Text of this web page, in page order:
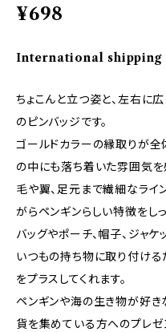
¥698
International shipping
ちょこんと立つ姿と、左右に
のピンバッジです。
ゴールドカラーの縁取りが全
の中にも落ち着いた雰囲気を
毛や翼、足元まで繊細なライ
がらペンギンらしい特徴をし
バッグやポーチ、帽子、ジャケ
いつもの持ち物に取り付ける
をプラスしてくれます。
ペンギンや海の生き物が好き
貨を集めている方へのプレゼ